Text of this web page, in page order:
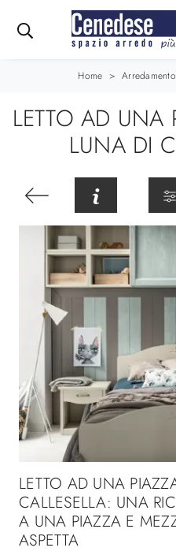
Home >
LETTO AD UNA
LUNA DI
LETTO AD UNA
CALLESELLA: UNA
A UNA PIAZZA E
ASPETTA